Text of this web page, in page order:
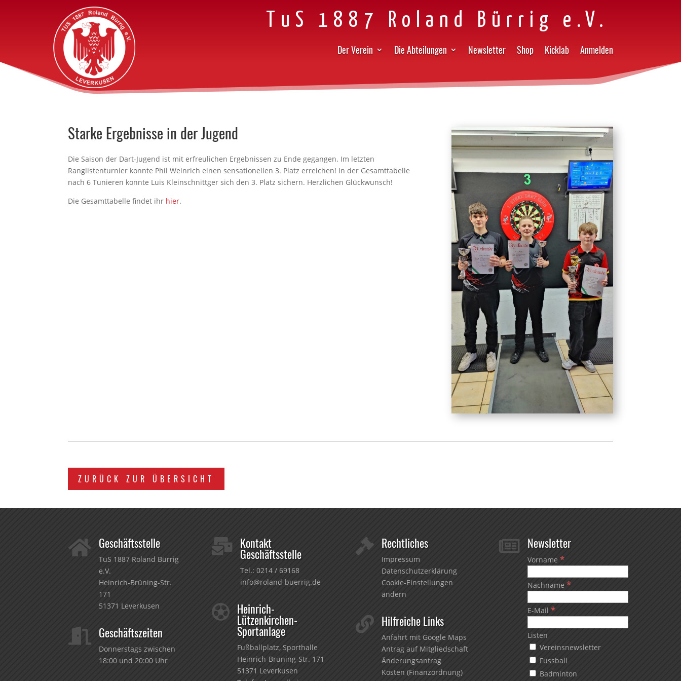
TuS 1887 Roland Bürrig e.V.
Der Verein Die Abteilungen Newsletter Shop Kicklab Anmelden
Starke Ergebnisse in der Jugend
Die Saison der Dart-Jugend ist mit erfreulichen Ergebnissen zu Ende gegangen. Im letzten
Ranglistenturnier konnte Phil Weinrich einen sensationellen 3. Platz erreichen! In der Gesamttabelle
nach 6 Tunieren konnte Luis Kleinschnittger sich den 3. Platz sichern. Herzlichen Glückwunsch!
Die Gesamttabelle findet ihr hier.
ZURÜCK ZUR ÜBERSICHT
 Geschäftsstelle
TuS 1887 Roland Bürrig
e.V.
Heinrich-Brüning-Str.
171
51371 Leverkusen
 Geschäftszeiten
Donnerstags zwischen
18:00 und 20:00 Uhr
 Kontakt
Geschäftsstelle
Tel.:0214 / 69168
info@roland-buerrig.de
 Heinrich-
Lützenkirchen-
Sportanlage
Fußballplatz, Sporthalle
Heinrich-Brüning-Str. 171
51371 Leverkusen
 Rechtliches
Impressum
Datenschutzerklärung
Cookie-Einstellungen
ändern
 Hilfreiche Links
Anfahrt mit Google Maps
Antrag auf Mitgliedschaft
Änderungsantrag
Kosten (Finanzordnung)
 Newsletter
Vorname*
Nachname*
E-Mail*
Listen
Vereinsnewsletter
Fussball
Badminton